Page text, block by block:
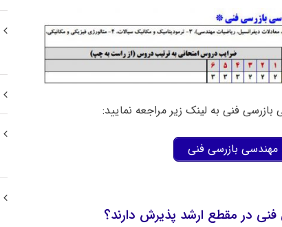
فنی به لینک زیر مراجعه نمایید:
مهندسی بازرسی فنی
در مقطع ارشد پذیرش دارند؟